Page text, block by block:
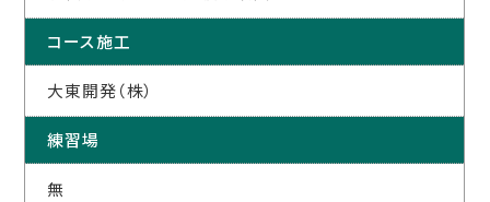
コース施工
大東開発（株）
練習場
無